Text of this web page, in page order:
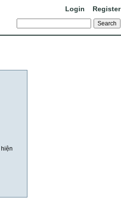
Login Register